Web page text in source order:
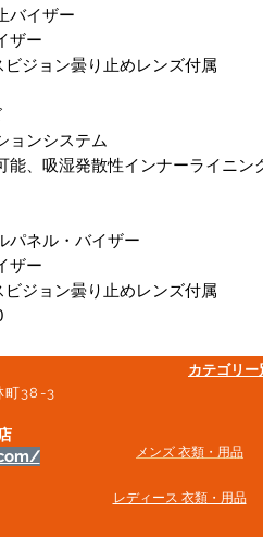
バイザー
ザー
ジョン曇り止めレンズ付属
ョンシステム
能、吸湿発散性インナーライニン
パネル・バイザー
ザー
ジョン曇り止めレンズ付属
町38-3​
カテゴリ
メンズ 衣類・用品
​レディース 衣類・用品